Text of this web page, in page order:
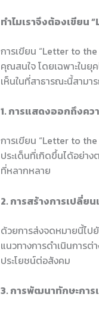
ทำไมเราจึงต้องเขียน
การเขียน “Letter to
คุณสนใจ โดยเฉพาะในยุ
เห็นในที่สาธารณะนี้สาม
1. การแสดงออกถึงคว
การเขียน “Letter to
ประเด็นที่เกิดขึ้นได้อย่า
ที่หลากหลาย
2. การสร้างการเปลี่ย
ด้วยการส่งจดหมายนี้ไป
แนวทางการดำเนินการต่
ประโยชน์ต่อสังคม
3. การพัฒนาทักษะการ